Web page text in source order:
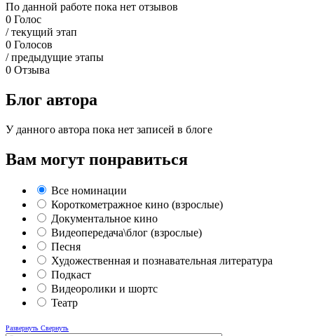
По данной работе пока нет отзывов
0 Голос
/ текущий этап
0 Голосов
/ предыдущие этапы
0 Отзыва
Блог автора
У данного автора пока нет записей в блоге
Вам могут понравиться
Все номинации
Короткометражное кино (взрослые)
Документальное кино
Видеопередача\блог (взрослые)
Песня
Художественная и познавательная литература
Подкаст
Видеоролики и шортс
Театр
Развернуть Свернуть